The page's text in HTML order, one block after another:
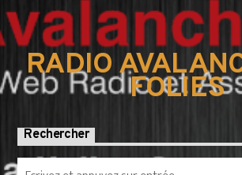
RADIO
FOLIES
Rechercher